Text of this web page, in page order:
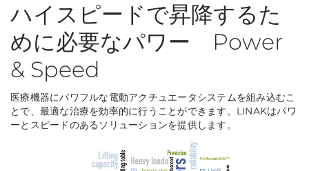
ハイスピードで昇降するた
めに必要なパワー Power
& Speed
医療機器にパワフルな電動アクチュエータシステムを組み込むこ
とで、最適な治療を効率的に行うことができます。LINAKはパワ
ーとスピードのあるソリューションを提供します。